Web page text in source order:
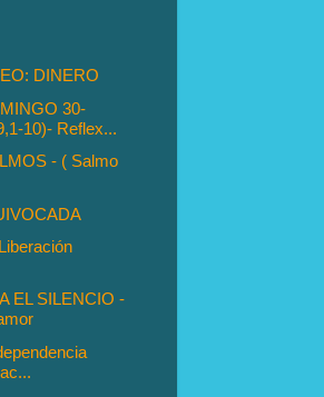
DINERO
30-
10)- Reflex...
- ( Salmo
EL SILENCIO -